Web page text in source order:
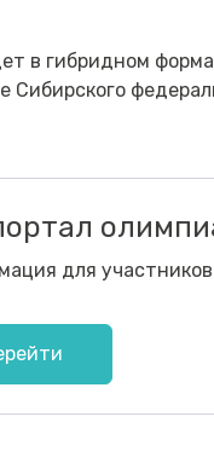
в гибридном
Сибирского
для участников